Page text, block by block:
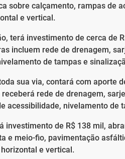
sobre calçamento, rampas de
e vertical.
terá investimento de cerca de
incluem rede de drenagem,
de tampas e
sua via, contará com aporte
rede de drenagem,
acessibilidade, nivelamento de
investimento de R$ 138 mil,
e meio-fio, pavimentação
e vertical.